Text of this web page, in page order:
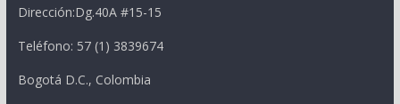
Dirección:Dg.40A #15-15
Teléfono: 57 (1) 3839674
Bogotá D.C., Colombia